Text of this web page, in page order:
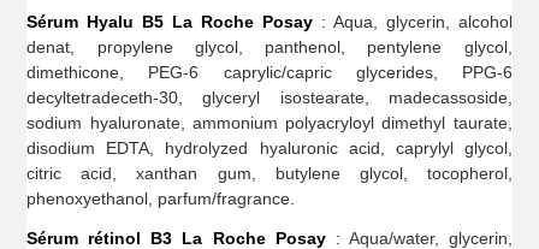
Sérum Hyalu B5 La Roche Posay: Aqua, glycerin, alcohol
denat, propylene glycol, panthenol, pentylene glycol,
dimethicone, PEG-6 caprylic/capric glycerides, PPG-6
decyltetradeceth-30, glyceryl isostearate, madecassoside,
sodium hyaluronate, ammonium polyacryloyl dimethyl taurate,
disodium EDTA, hydrolyzed hyaluronic acid, caprylyl glycol,
citric acid, xanthan gum, butylene glycol, tocopherol,
phenoxyethanol, parfum/fragrance.
Sérum rétinol B3 La Roche Posay: Aqua/water, glycerin,